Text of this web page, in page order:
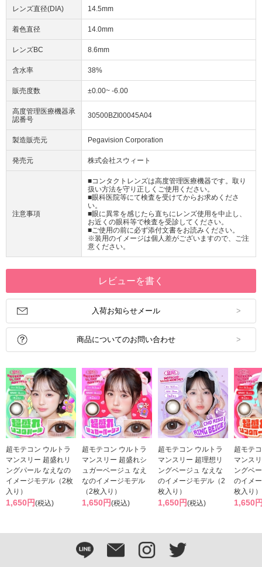
レンズ直径(DIA) 14.5mm
着色直径 14.0mm
レンズBC 8.6mm
含水率 38%
販売度数 ±0.00~ -6.00
高度管理医療機器承
認番号
30500BZI00045A04
製造販売元 Pegavision Corporation
発売元 株式会社スウィート
注意事項
■コンタクトレンズは高度管理医療機器です。取り
扱い方法を守り正しくご使用ください。
■眼科医院等にて検査を受けてからお求めくださ
い。
■眼に異常を感じたら直ちにレンズ使用を中止し、
お近くの眼科等で検査を受診してください。
■ご使用の前に必ず添付文書をお読みください。
※装用のイメージは個人差がございますので、ご注
意ください。
レビューを書く
入荷お知らせメール
商品についてのお問い合わせ
超モテコン ウルトラ
マンスリー 超盛れリ
ングパール なえなの
イメージモデル（2枚
入り）
1,650円(税込)
超モテコン ウルトラ
マンスリー 超盛れシ
ュガーベージュ なえ
なのイメージモデル
（2枚入り）
1,650円(税込)
超モテコン ウルトラ
マンスリー 超理想リ
ングベージュ なえな
のイメージモデル（2
枚入り）
1,650円(税込)
超モテ
マンス
ングベ
のイメ
枚入り）
1,650